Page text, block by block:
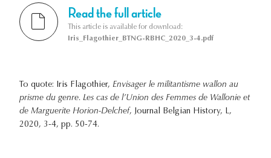
Read the full article
This article is available for download:
Iris_Flagothier_BTNG-RBHC_2020_3-4.pdf
To quote: Iris Flagothier, Envisager le militantisme wallon au
prisme du genre. Les cas de l’Union des Femmes de Wallonie et
de Marguerite Horion-Delchef, Journal Belgian History, L,
2020, 3-4, pp. 50-74.